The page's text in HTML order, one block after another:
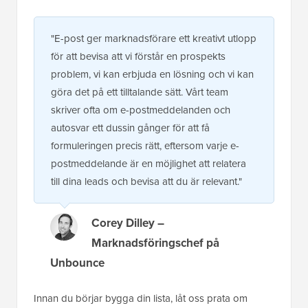
"E-post ger marknadsförare ett kreativt utlopp
för att bevisa att vi förstår en prospekts
problem, vi kan erbjuda en lösning och vi kan
göra det på ett tilltalande sätt. Vårt team
skriver ofta om e-postmeddelanden och
autosvar ett dussin gånger för att få
formuleringen precis rätt, eftersom varje e-
postmeddelande är en möjlighet att relatera
till dina leads och bevisa att du är relevant."
Corey Dilley –
Marknadsföringschef på
Unbounce
Innan du börjar bygga din lista, låt oss prata om